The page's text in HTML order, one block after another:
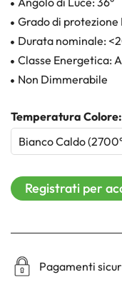
Grado di protezione
Durata nominale:
Classe Energetica: A
Non Dimmerabile
Temperatura
Registrati per
Pagamenti